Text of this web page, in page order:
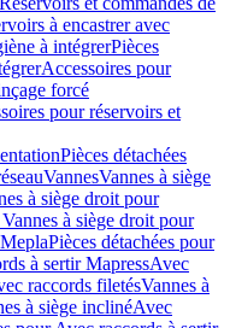
à encastrer avec
à intégrerPièces
Accessoires pour
forcé
pour réservoirs et
Pièces détachées
VannesVannes à siège
à siège droit pour
à siège droit pour
Pièces détachées pour
à sertir MapressAvec
raccords filetésVannes à
à siège inclinéAvec